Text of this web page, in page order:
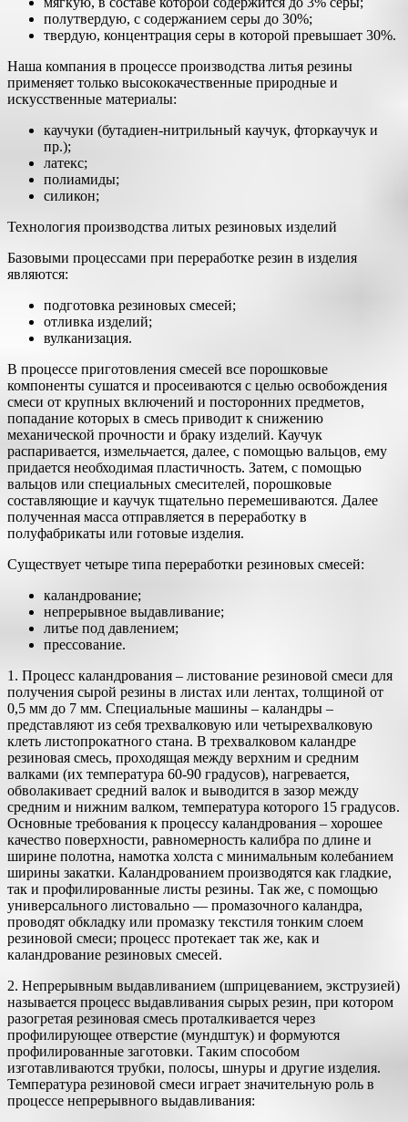
полутвердую, с содержанием серы до 30%;
твердую, концентрация серы в которой превышает 30%.
Наша компания в процессе производства литья резины
применяет только высококачественные природные и
искусственные материалы:
каучуки (бутадиен-нитрильный каучук, фторкаучук и
пр.);
латекс;
полиамиды;
силикон;
Технология производства литых резиновых изделий
Базовыми процессами при переработке резин в изделия
являются:
подготовка резиновых смесей;
отливка изделий;
вулканизация.
В процессе приготовления смесей все порошковые
компоненты сушатся и просеиваются с целью освобождения
смеси от крупных включений и посторонних предметов,
попадание которых в смесь приводит к снижению
механической прочности и браку изделий. Каучук
распаривается, измельчается, далее, с помощью вальцов, ему
придается необходимая пластичность. Затем, с помощью
вальцов или специальных смесителей, порошковые
составляющие и каучук тщательно перемешиваются. Далее
полученная масса отправляется в переработку в
полуфабрикаты или готовые изделия.
Существует четыре типа переработки резиновых смесей:
каландрование;
непрерывное выдавливание;
литье под давлением;
прессование.
1. Процесс каландрования – листование резиновой смеси для
получения сырой резины в листах или лентах, толщиной от
0,5 мм до 7 мм. Специальные машины – каландры –
представляют из себя трехвалковую или четырехвалковую
клеть листопрокатного стана. В трехвалковом каландре
резиновая смесь, проходящая между верхним и средним
валками (их температура 60-90 градусов), нагревается,
обволакивает средний валок и выводится в зазор между
средним и нижним валком, температура которого 15 градусов.
Основные требования к процессу каландрования – хорошее
качество поверхности, равномерность калибра по длине и
ширине полотна, намотка холста с минимальным колебанием
ширины закатки. Каландрованием производятся как гладкие,
так и профилированные листы резины. Так же, с помощью
универсального листовально — промазочного каландра,
проводят обкладку или промазку текстиля тонким слоем
резиновой смеси; процесс протекает так же, как и
каландрование резиновых смесей.
2. Непрерывным выдавливанием (шприцеванием, экструзией)
называется процесс выдавливания сырых резин, при котором
разогретая резиновая смесь проталкивается через
профилирующее отверстие (мундштук) и формуются
профилированные заготовки. Таким способом
изготавливаются трубки, полосы, шнуры и другие изделия.
Температура резиновой смеси играет значительную роль в
процессе непрерывного выдавливания: